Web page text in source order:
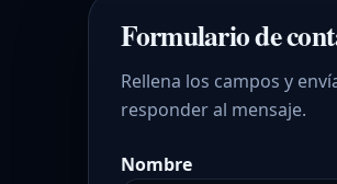
Formulario de
Rellena los campos y
responder al mensaje.
Nombre